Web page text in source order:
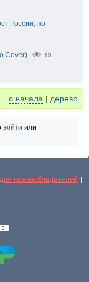
России, по
Cover) 10
с начала | дерево
войти или
для правообладателей |